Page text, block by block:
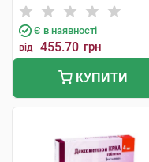
Є в наявності
від 455.70 грн
КУПИТИ